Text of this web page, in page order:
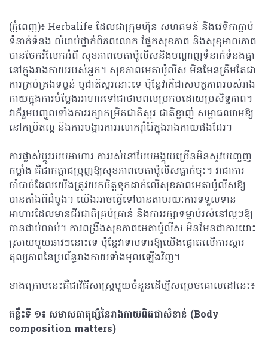
(ភ្នំពេញ)៖ Herbalife ដែលជាក្រុមហ៊ុន សហគមន៍ និងវេទិកាភ្ជាប់
ទំនាក់ទំនង លំដាប់ថ្នាក់ពិភពលោក ផ្នែកសុខភាព និងសុខុមាលភាព
បានចែករំលែកអំពី សុខភាពមេតាប៉ូលីសនិងបណ្តាញទំនាក់ទំនងគ្នា
នៅក្នុងរាងកាយរបស់អ្នក។ សុខភាពមេតាប៉ូលីស មិនមែនត្រឹមតែជា
ការគ្រប់គ្រងទម្ងន់ ឬជាតិស្ករនោះទេ ប៉ុន្តែវាគឺជាសមត្ថភាពរបស់រាង
កាយក្នុងការបំប្លែងអាហារទៅជាថាមពលប្រកបដោយប្រសិទ្ធភាព។
វាក៏រួមបញ្ចូលទាំងការរក្សាកម្រិតជាតិស្ករ ជាតិខ្លាញ់ សម្ពាធឈាមឱ្យ
នៅកម្រិតល្អ និងការបង្ការការរលាករ៉ាំរ៉ៃក្នុងរាងកាយផងដែរ។
ការផ្លាស់ប្តូររបបអាហារ ការរស់នៅបែបអង្គុយច្រើនមិនសូវបញ្ចេញ
កម្លាំង គឺជាកត្តាជម្រុញឱ្យសុខភាពមេតាប៉ូលីសធ្លាក់ចុះ​។​ វាជាការ
ចាំបាច់ដែលយើងត្រូវយកចិត្តទុកដាក់លើសុខភាពមេតាប៉ូលីសឱ្យ
បានតាំងពីដំបូង។​ យើងអាចធ្វើទៅបានតាម​រយៈ​ការទទួលទាន
អាហារដែលមានជីវជាតិគ្រប់គ្រាន់ និងការរក្សាទម្លាប់រស់នៅល្អៗឱ្យ
បានជាប់លាប់។ ការពង្រឹងសុខភាពមេតាប៉ូលីស មិនមែនជាការដោះ
ស្រាយមួយឆាវៗនោះទេ ប៉ុន្តែវាទាមទារឱ្យយើងផ្ដោតលើការស្តារ
តុល្យភាពនៃប្រព័ន្ធរាងកាយទាំងមូលឡើងវិញ។
ខាងក្រោមនេះគឺជាវិធីសាស្ត្រមួយចំនួនដើម្បីសម្រេចគោលដៅនេះ៖
គន្លឹះទី ១៖ សមាសធាតុផ្សំនៃរាងកាយពិតជាសំខាន់ (Body
composition matters)